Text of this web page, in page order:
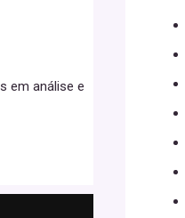
em análise e